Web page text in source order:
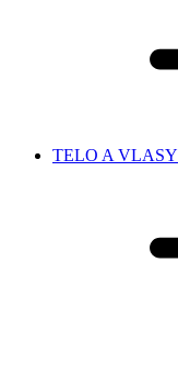
TELO A VLASY